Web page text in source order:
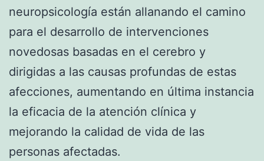
neuropsicología están allanando el camino
para el desarrollo de intervenciones
novedosas basadas en el cerebro y
dirigidas a las causas profundas de estas
afecciones, aumentando en última instancia
la eficacia de la atención clínica y
mejorando la calidad de vida de las
personas afectadas.